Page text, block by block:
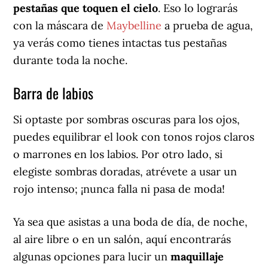
pestañas que toquen el cielo. Eso lo lograrás
con la máscara de Maybelline a prueba de agua,
ya verás como tienes intactas tus pestañas
durante toda la noche.
Barra de labios
Si optaste por sombras oscuras para los ojos,
puedes equilibrar el look con tonos rojos claros
o marrones en los labios. Por otro lado, si
elegiste sombras doradas, atrévete a usar un
rojo intenso; ¡nunca falla ni pasa de moda!
Ya sea que asistas a una boda de día, de noche,
al aire libre o en un salón, aquí encontrarás
algunas opciones para lucir unmaquillaje